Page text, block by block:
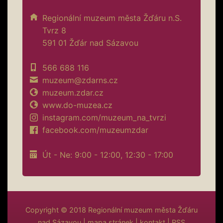
Regionální muzeum města Žďáru n.S.
Tvrz 8
591 01 Žďár nad Sázavou
566 688 116
muzeum@zdarns.cz
muzeum.zdar.cz
www.do-muzea.cz
instagram.com/muzeum_na_tvrzi
facebook.com/muzeumzdar
Út - Ne: 9:00 - 12:00, 12:30 - 17:00
Copyright © 2018 Regionální muzeum města Žďáru